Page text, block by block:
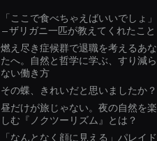
「ここで食べちゃえばいいでしょ」
—ザリガニ一匹が教えてくれたこと
燃え尽き症候群で退職を考えるあな
たへ。自然と哲学に学ぶ、すり減ら
ない働き方
その蝶、きれいだと思いましたか？
昼だけが旅じゃない。夜の自然を楽
しむ『ノクツーリズム』とは？
「なんとなく顔に見える」パレイド